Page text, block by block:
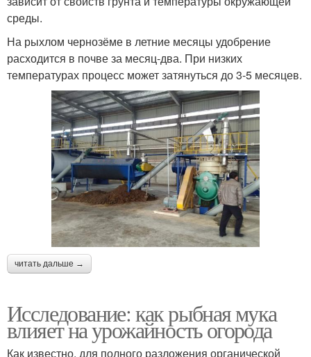
среды.
На рыхлом чернозёме в летние месяцы удобрение
расходится в почве за месяц-два. При низких
температурах процесс может затянуться до 3-5 месяцев.
читать дальше →
Исследование: как рыбная мука
влияет на урожайность огорода
Как известно, для полного разложения органической